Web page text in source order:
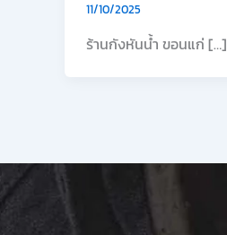
11/10/2025
ร้านกังหันน้ำ ขอนแก่ […]